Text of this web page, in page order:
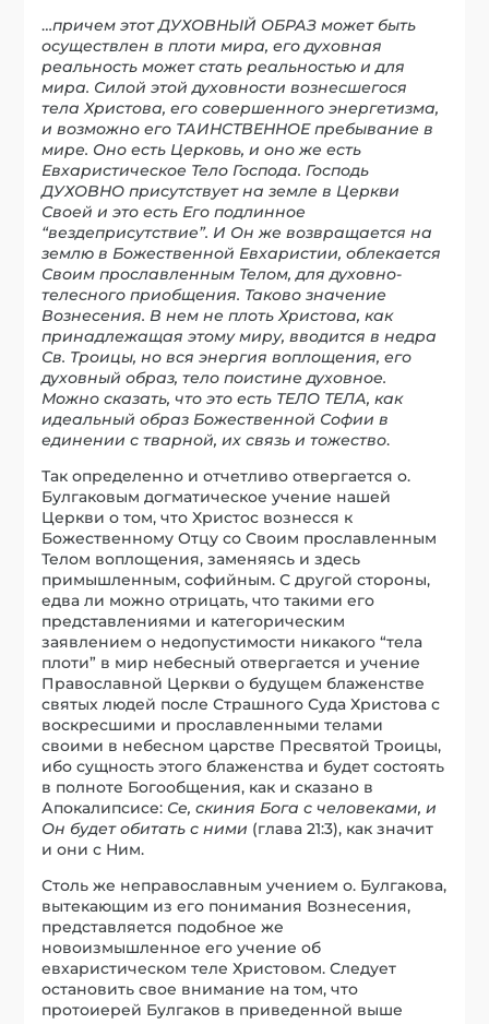
…причем этот ДУХОВНЫЙ ОБРАЗ может быть
осуществлен в плоти мира, его духовная
реальность может стать реальностью и для
мира. Силой этой духовности вознесшегося
тела Христова, его совершенного энергетизма,
и возможно его ТАИНСТВЕННОЕ пребывание в
мире. Оно есть Церковь, и оно же есть
Евхаристическое Тело Господа. Господь
ДУХОВНО присутствует на земле в Церкви
Своей и это есть Его подлинное
“вездеприсутствие”. И Он же возвращается на
землю в Божественной Евхаристии, облекается
Своим прославленным Телом, для духовно-
телесного приобщения. Таково значение
Вознесения. В нем не плоть Христова, как
принадлежащая этому миру, вводится в недра
Св. Троицы, но вся энергия воплощения, его
духовный образ, тело поистине духовное.
Можно сказать, что это есть ТЕЛО ТЕЛА, как
идеальный образ Божественной Софии в
единении с тварной, их связь и тожество.
Так определенно и отчетливо отвергается о.
Булгаковым догматическое учение нашей
Церкви о том, что Христос вознесся к
Божественному Отцу со Своим прославленным
Телом воплощения, заменяясь и здесь
примышленным, софийным. С другой стороны,
едва ли можно отрицать, что такими его
представлениями и категорическим
заявлением о недопустимости никакого “тела
плоти” в мир небесный отвергается и учение
Православной Церкви о будущем блаженстве
святых людей после Страшного Суда Христова с
воскресшими и прославленными телами
своими в небесном царстве Пресвятой Троицы,
ибо сущность этого блаженства и будет состоять
в полноте Богообщения, как и сказано в
Апокалипсисе: Се, скиния Бога с человеками, и
Он будет обитать с ними (глава 21:3), как значит
и они с Ним.
Столь же неправославным учением о. Булгакова,
вытекающим из его понимания Вознесения,
представляется подобное же
новоизмышленное его учение об
евхаристическом теле Христовом. Следует
остановить свое внимание на том, что
протоиерей Булгаков в приведенной выше